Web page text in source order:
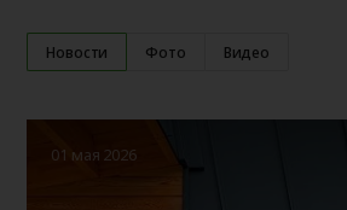
Новости Фото Видео
01 мая 2026